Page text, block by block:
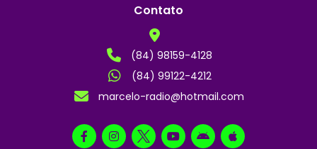
Contato
(84) 98159-4128
(84) 99122-4212
marcelo-radio@hotmail.com